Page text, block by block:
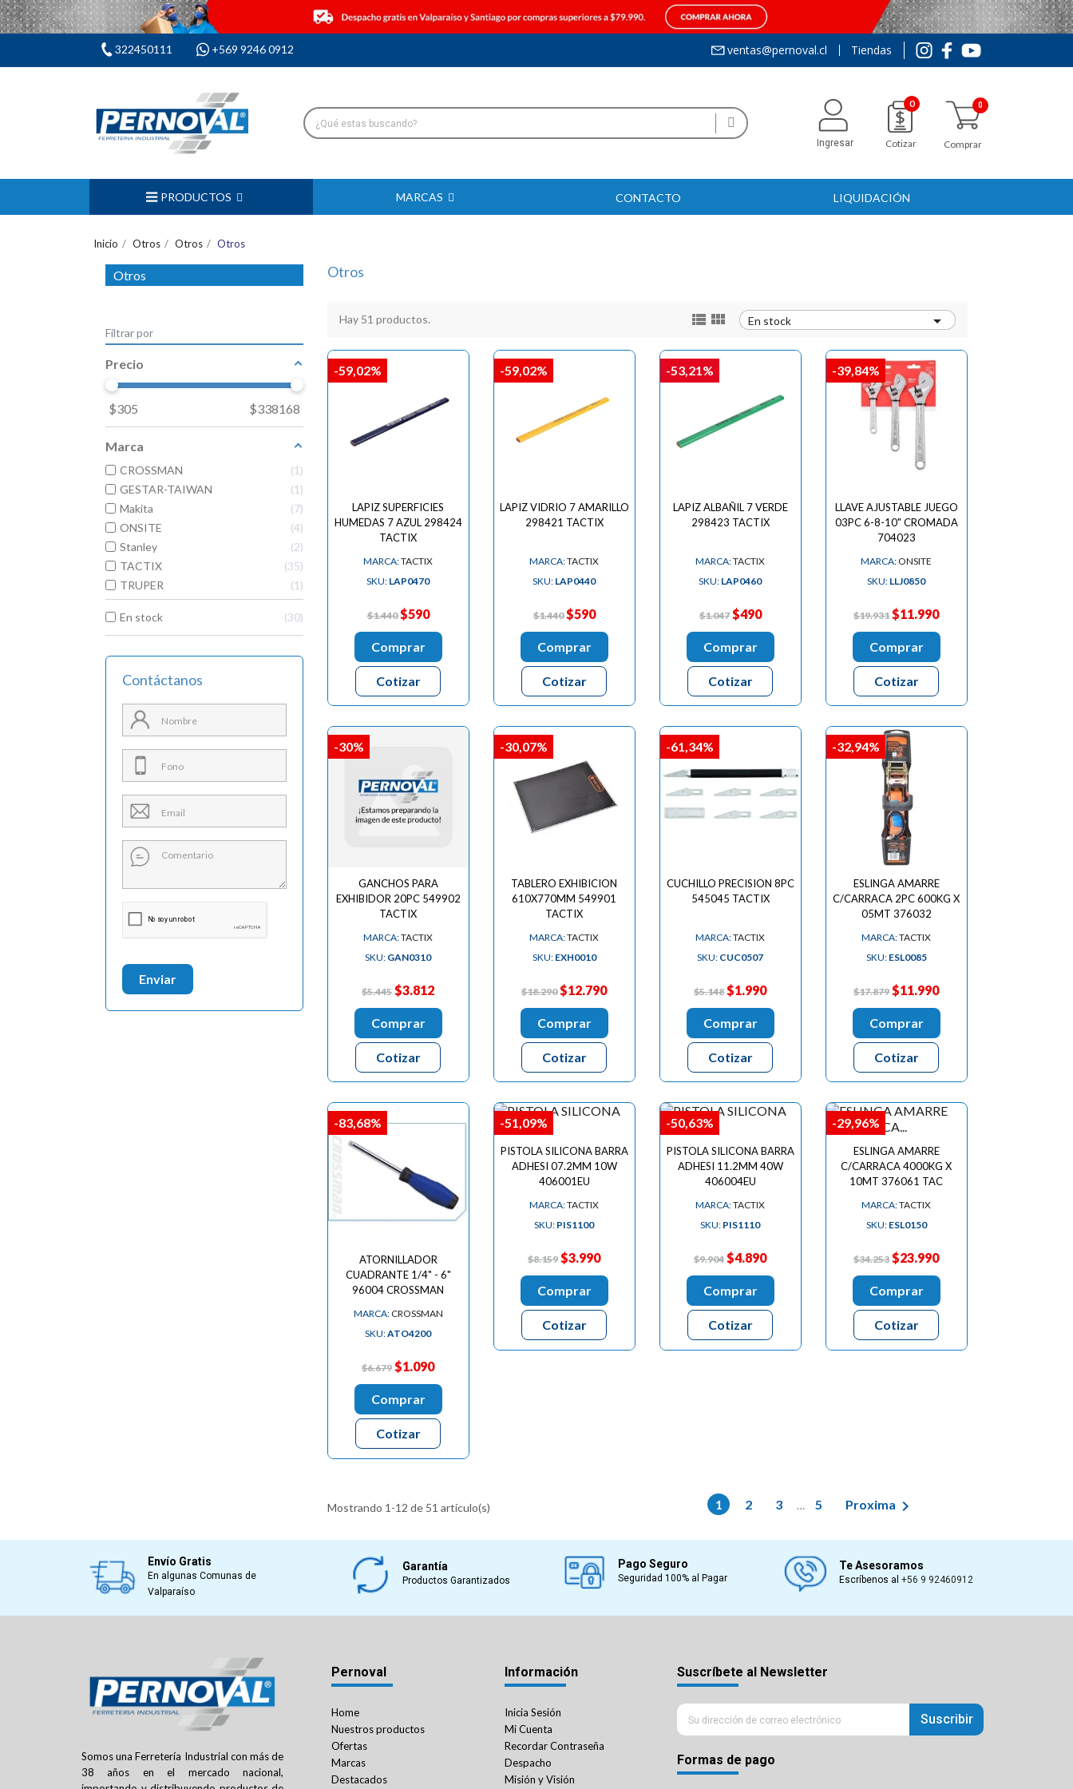
322450111 +569 9246 0912 ventas@pernoval.cl Tiendas
Ingresar
0
Cotizar Comprar
PRODUCTOS MARCAS CONTACTO LIQUIDACIÓN
Inicio Otros Otros Otros
Otros
Filtrar por
Precio
$305 $338168
Marca
CROSSMAN
1
GESTAR-TAIWAN
1
Makita
7
ONSITE
4
Stanley
2
TACTIX
35
TRUPER
1
En stock 30
Contáctanos
Enviar
Otros
Hay 51 productos.   En stock 
LAPIZ SUPERFICIES
HUMEDAS 7 AZUL 298424
TACTIX
MARCA:TACTIX
SKU: LAP0470
$1.440 $590
Comprar
Cotizar
-59,02%
LAPIZ VIDRIO 7 AMARILLO
298421 TACTIX
MARCA:TACTIX
SKU: LAP0440
$1.440 $590
Comprar
Cotizar
-59,02%
LAPIZ ALBAÑIL 7 VERDE
298423 TACTIX
MARCA:TACTIX
SKU: LAP0460
$1.047 $490
Comprar
Cotizar
-53,21%
LLAVE AJUSTABLE JUEGO
03PC 6-8-10" CROMADA
704023
MARCA: ONSITE
SKU: LLJ0850
$19.931 $11.990
Comprar
Cotizar
-39,84%
GANCHOS PARA
EXHIBIDOR 20PC 549902
TACTIX
MARCA:TACTIX
SKU: GAN0310
$5.445 $3.812
Comprar
Cotizar
-30%
TABLERO EXHIBICION
610X770MM 549901
TACTIX
MARCA:TACTIX
SKU: EXH0010
$18.290 $12.790
Comprar
Cotizar
-30,07%
CUCHILLO PRECISION 8PC
545045 TACTIX
MARCA:TACTIX
SKU: CUC0507
$5.148 $1.990
Comprar
Cotizar
-61,34%
ESLINGA AMARRE
C/CARRACA 2PC 600KG X
05MT 376032
MARCA:TACTIX
SKU: ESL0085
$17.879 $11.990
Comprar
Cotizar
-32,94%
ATORNILLADOR
CUADRANTE 1/4" - 6"
96004 CROSSMAN
MARCA:CROSSMAN
SKU:ATO4200
$6.679 $1.090
Comprar
Cotizar
-83,68%
PISTOLA SILICONA BARRA
ADHESI 07.2MM 10W
406001EU
MARCA:TACTIX
SKU: PIS1100
$8.159 $3.990
Comprar
Cotizar
-51,09%
PISTOLA SILICONA BARRA
ADHESI 11.2MM 40W
406004EU
MARCA:TACTIX
SKU: PIS1110
$9.904 $4.890
Comprar
Cotizar
-50,63%
ESLINGA AMARRE
C/CARRACA 4000KG X
10MT 376061 TAC
MARCA:TACTIX
SKU: ESL0150
$34.253 $23.990
Comprar
Cotizar
-29,96%
Mostrando 1-12 de 51 artículo(s) 1 2 3 … 5 Proxima 
Envío Gratis
En algunas Comunas de
Valparaíso
Garantía
Productos Garantizados
Pago Seguro
Seguridad 100% al Pagar
Te Asesoramos
Escríbenos al+56 9 92460912
Somos una Ferretería Industrial con más de
38 años en el mercado nacional,
Pernoval
Home
Nuestros productos
Ofertas
Marcas
Destacados
Información
Inicia Sesión
Mi Cuenta
Recordar Contraseña
Despacho
Misión y Visión
Suscríbete al Newsletter
Suscribir
Formas de pago